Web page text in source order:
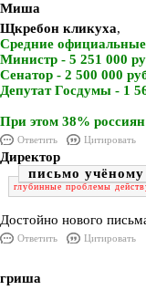
Миша
Щкребон кликуха,
Средние
Министр - 5 251 000
Сенатор - 2 500 000
Депутат Госдумы - 1
При этом 38%
Ответить
Цитировать
Директор
письмо учёному
глубинные проблемы
Достойно нового
Ответить Цитировать
гриша